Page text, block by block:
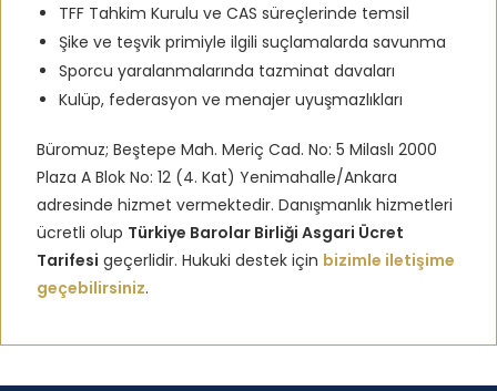
TFF Tahkim Kurulu ve CAS süreçlerinde temsil
Şike ve teşvik primiyle ilgili suçlamalarda savunma
Sporcu yaralanmalarında tazminat davaları
Kulüp, federasyon ve menajer uyuşmazlıkları
Büromuz; Beştepe Mah. Meriç Cad. No: 5 Milaslı 2000
Plaza A Blok No: 12 (4. Kat) Yenimahalle/Ankara
adresinde hizmet vermektedir. Danışmanlık hizmetleri
ücretli olup Türkiye Barolar Birliği Asgari Ücret
Tarifesi geçerlidir. Hukuki destek için bizimle iletişime
geçebilirsiniz.